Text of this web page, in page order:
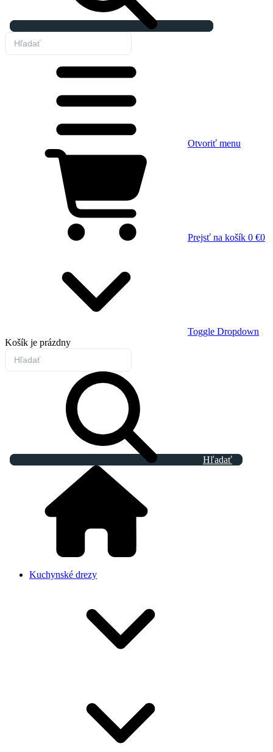
Otvoriť menu
Prejsť na košík 0 €0
Toggle Dropdown
Košík je prázdny
Hľadať
Kuchynské drezy